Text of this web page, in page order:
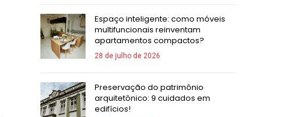
Espaço inteligente: como móveis
multifuncionais reinventam
apartamentos compactos?
28 de julho de 2026
Preservação do patrimônio
arquitetônico: 9 cuidados em
edifícios!